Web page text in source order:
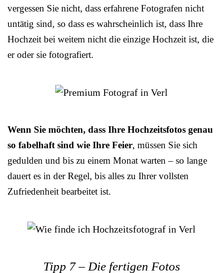
vergessen Sie nicht, dass erfahrene Fotografen nicht
untätig sind, so dass es wahrscheinlich ist, dass Ihre
Hochzeit bei weitem nicht die einzige Hochzeit ist, die
er oder sie fotografiert.
Wenn Sie möchten, dass Ihre Hochzeitsfotos genau
so fabelhaft sind wie Ihre Feier, müssen Sie sich
gedulden und bis zu einem Monat warten – so lange
dauert es in der Regel, bis alles zu Ihrer vollsten
Zufriedenheit bearbeitet ist.
Tipp 7 – Die fertigen Fotos